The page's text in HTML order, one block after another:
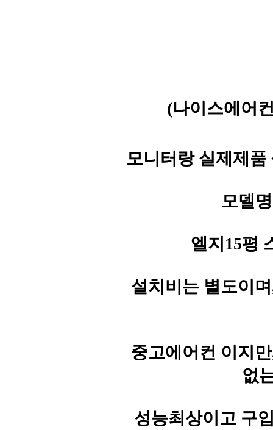
(나이스에어
모니터랑 실제제
모델
엘지15평
설치비는 별도이
중고에어컨 이지
없
성능최상이고 구